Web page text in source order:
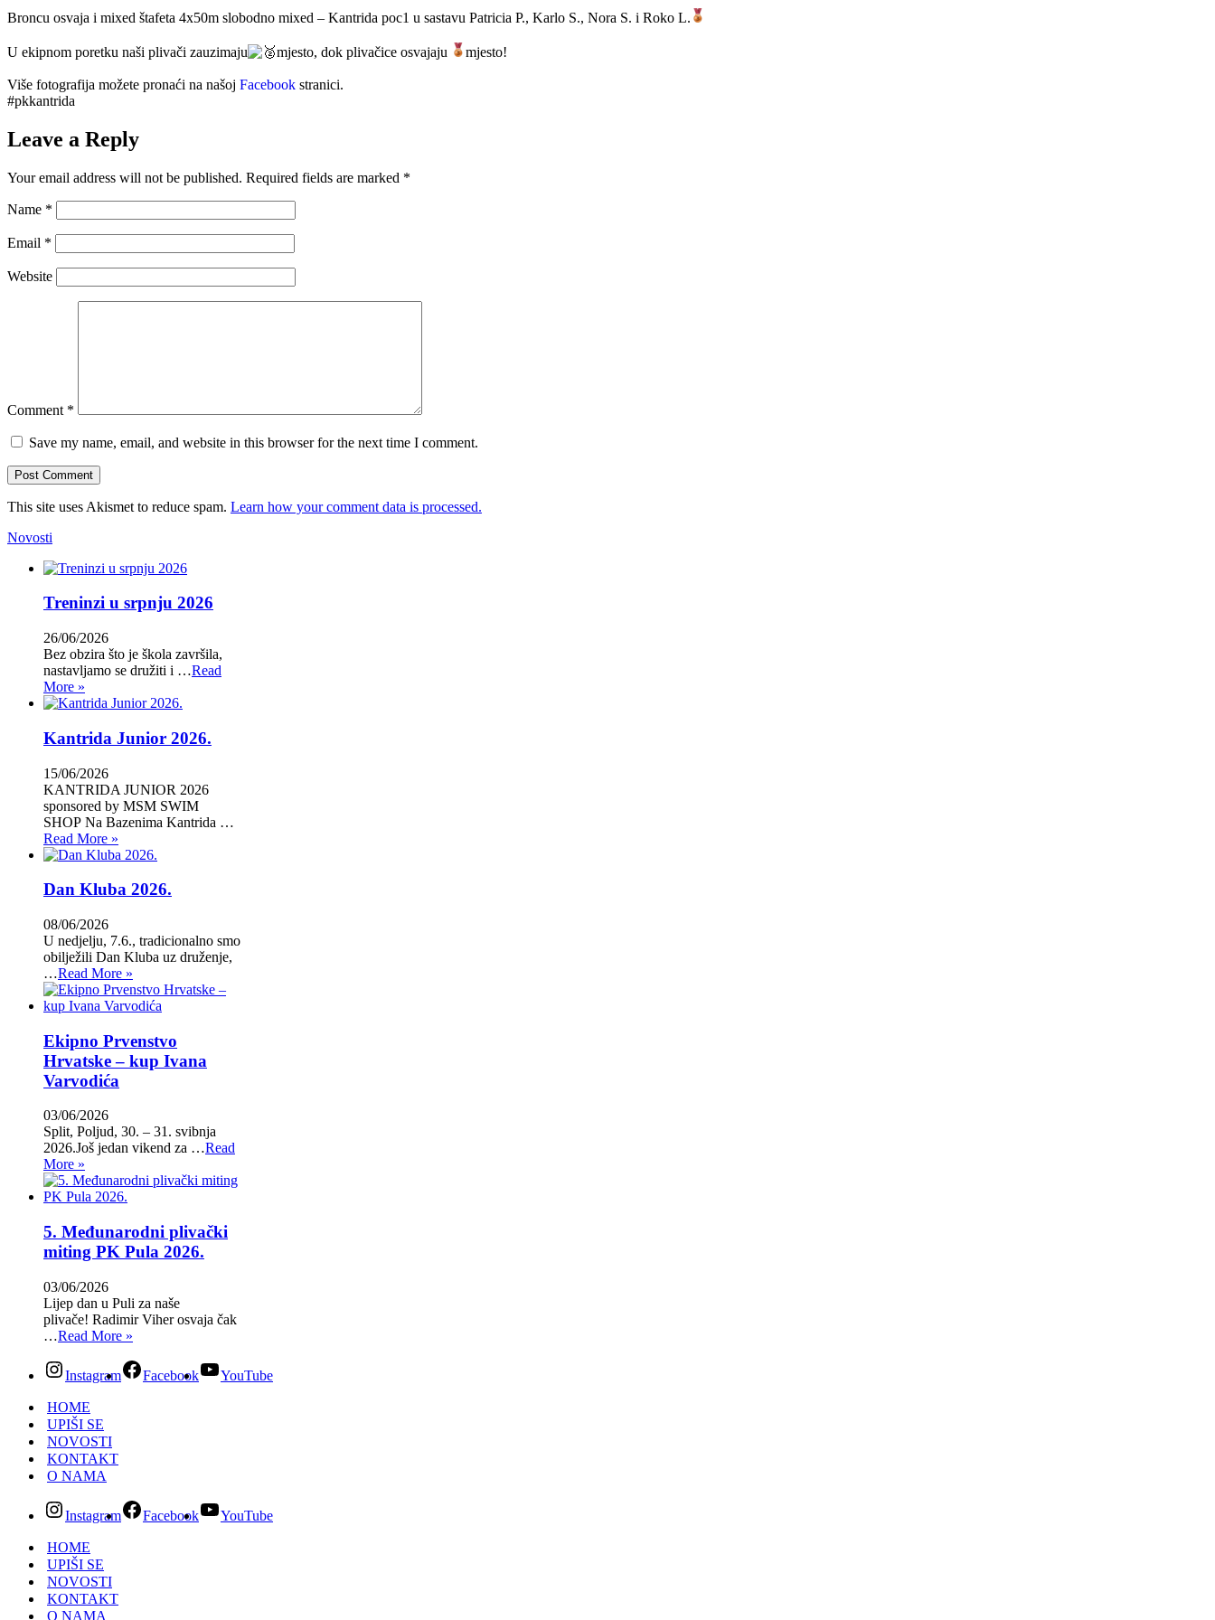
Broncu osvaja i mixed štafeta 4x50m slobodno mixed – Kantrida poc1 u sastavu Patricia P., Karlo S., Nora S. i Roko L.
U ekipnom poretku naši plivači zauzimaju mjesto, dok plivačice osvajaju mjesto!
Više fotografija možete pronaći na našoj Facebook stranici.
#pkkantrida
Leave a Reply
Your email address will not be published. Required fields are marked *
Name *
Email *
Website
Comment *
Save my name, email, and website in this browser for the next time I comment.
This site uses Akismet to reduce spam. Learn how your comment data is processed.
Novosti
Treninzi u srpnju 2026
26/06/2026
Bez obzira što je škola završila,
nastavljamo se družiti i …Read
More »
Kantrida Junior 2026.
15/06/2026
KANTRIDA JUNIOR 2026
sponsored by MSM SWIM
SHOP Na Bazenima Kantrida …
Read More »
Dan Kluba 2026.
08/06/2026
U nedjelju, 7.6., tradicionalno smo
obilježili Dan Kluba uz druženje,
…Read More »
Ekipno Prvenstvo
Hrvatske – kup Ivana
Varvodića
03/06/2026
Split, Poljud, 30. – 31. svibnja
2026.Još jedan vikend za …Read
More »
5. Međunarodni plivački
miting PK Pula 2026.
03/06/2026
Lijep dan u Puli za naše
plivače! Radimir Viher osvaja čak
…Read More »
Instagram Facebook YouTube
HOME
UPIŠI SE
NOVOSTI
KONTAKT
O NAMA
Instagram Facebook YouTube
HOME
UPIŠI SE
NOVOSTI
KONTAKT
O NAMA